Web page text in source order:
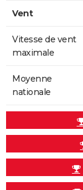
Vent
Vitesse de vent
maximale
Moyenne
nationale